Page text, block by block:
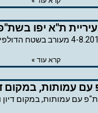
ת"א יפו
קרא עוד »
עמותות, במקום
עם עמותות, במקום דיון